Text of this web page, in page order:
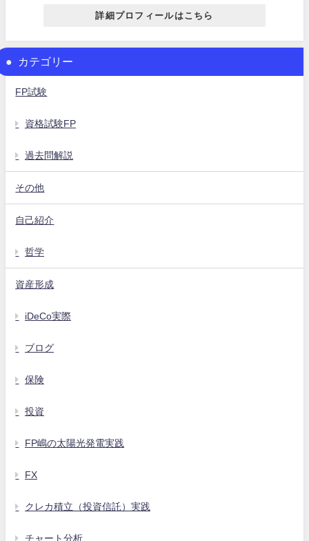
詳細プロフィールはこちら
カテゴリー
FP試験
資格試験FP
過去問解説
その他
自己紹介
哲学
資産形成
iDeCo実際
ブログ
保険
投資
FP嶋の太陽光発電実践
FX
クレカ積立（投資信託）実践
チャート分析